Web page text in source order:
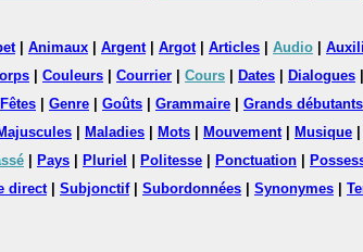
| Animaux Argent| Argot| Articles Audio
Couleurs Courrier Cours Dates Dialogues
Fêtes Genre Goûts Grammaire Grands débutants
Maladies Mots Mouvement| Musique
Pays Pluriel Politesse Ponctuation
direct| Subjonctif| Subordonnées Synonymes